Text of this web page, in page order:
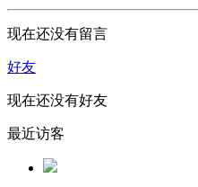
现在还没有留言
好友
现在还没有好友
最近访客